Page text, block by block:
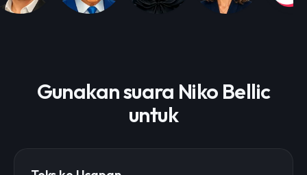
Gunakan suara Niko Bellic
untuk